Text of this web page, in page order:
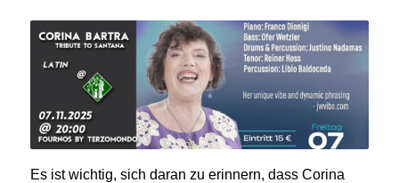
Es ist wichtig, sich daran zu erinnern, dass Corina